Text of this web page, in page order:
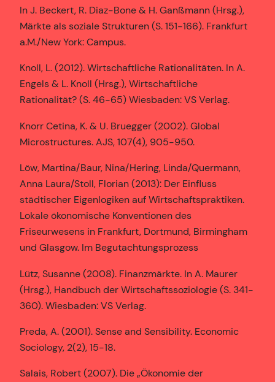
In J. Beckert, R. Diaz-Bone & H. Ganßmann (Hrsg.),
Märkte als soziale Strukturen (S. 151-166). Frankfurt
a.M./New York: Campus.
Knoll, L. (2012). Wirtschaftliche Rationalitäten. In A.
Engels & L. Knoll (Hrsg.), Wirtschaftliche
Rationalität? (S. 46-65) Wiesbaden: VS Verlag.
Knorr Cetina, K. & U. Bruegger (2002). Global
Microstructures. AJS, 107(4), 905-950.
Löw, Martina/Baur, Nina/Hering, Linda/Quermann,
Anna Laura/Stoll, Florian (2013): Der Einfluss
städtischer Eigenlogiken auf Wirtschaftspraktiken.
Lokale ökonomische Konventionen des
Friseurwesens in Frankfurt, Dortmund, Birmingham
und Glasgow. Im Begutachtungsprozess
Lütz, Susanne (2008). Finanzmärkte. In A. Maurer
(Hrsg.), Handbuch der Wirtschaftssoziologie (S. 341-
360). Wiesbaden: VS Verlag.
Preda, A. (2001). Sense and Sensibility. Economic
Sociology, 2(2), 15-18.
Salais, Robert (2007). Die „Ökonomie der